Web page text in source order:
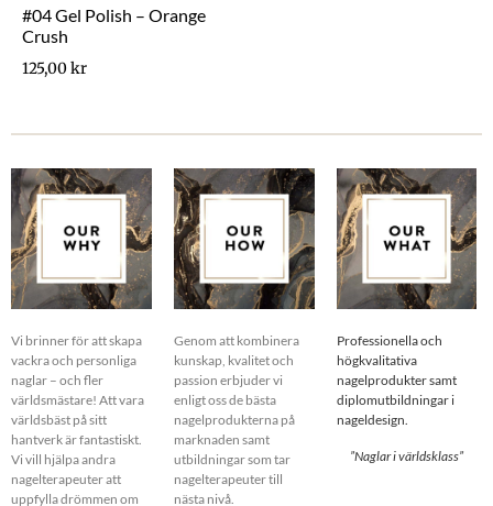
#04 Gel Polish – Orange
Crush
125,00kr
Vi brinner för att skapa
vackra och personliga
naglar – och fler
världsmästare! Att vara
världsbäst på sitt
hantverk är fantastiskt.
Vi vill hjälpa andra
nagelterapeuter att
uppfylla drömmen om
Genom att kombinera
kunskap, kvalitet och
passion erbjuder vi
enligt oss de bästa
nagelprodukterna på
marknaden samt
utbildningar som tar
nagelterapeuter till
nästa nivå.
Professionella och
högkvalitativa
nagelprodukter samt
diplomutbildningar i
nageldesign.
”Naglar i världsklass”